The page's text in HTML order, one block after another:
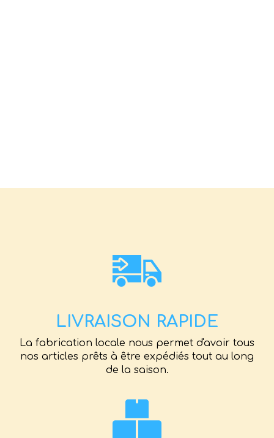
LIVRAISON RAPIDE
La fabrication locale nous permet d'avoir tous
nos articles prêts à être expédiés tout au long
de la saison.